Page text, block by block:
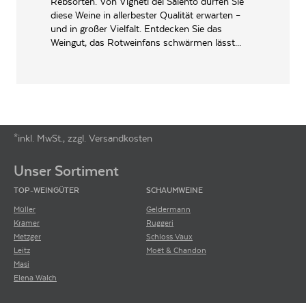
WEINTYPGESCHMACK Trocken
8019873978127
diese Weine in allerbester Qualität erwarten –
und in großer Vielfalt. Entdecken Sie das
Weingut, das Rotweinfans schwärmen lässt...
*inkl. MwSt., zzgl. Versandkosten
Unser Sortiment
TOP-WEINGÜTER
Müller
Krämer
Metzger
Leitz
Masi
Elena Walch
SCHAUMWEINE
Geldermann
Ruggeri
Schloss Vaux
Moët & Chandon